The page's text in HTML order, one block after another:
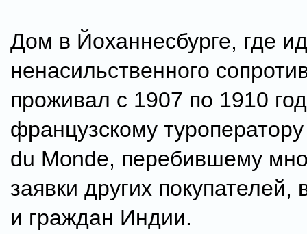
Дом в Йоханнесбурге, где
ненасильственного
проживал с 1907 по 1910
французскому
du Monde, перебившему
заявки других покупателей,
и граждан Индии.